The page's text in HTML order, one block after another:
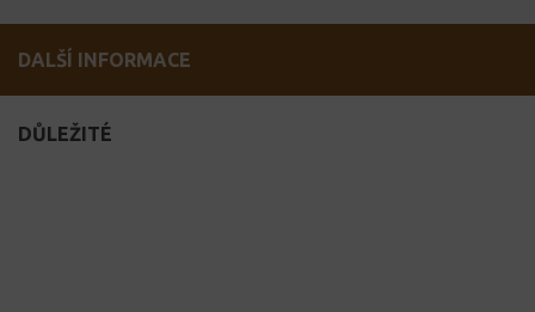
DALŠÍ INFORMACE
DŮLEŽITÉ